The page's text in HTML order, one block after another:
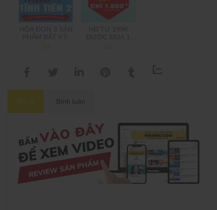
CHỈ TÍNH TIỀN 2,
0đ
SẢN PHẨM 1K,
0đ
Mô tả Bình luận